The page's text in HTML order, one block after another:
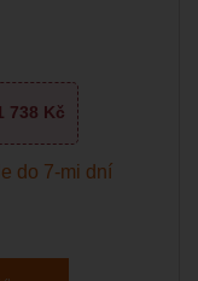
738 Kč
do 7-mi dní